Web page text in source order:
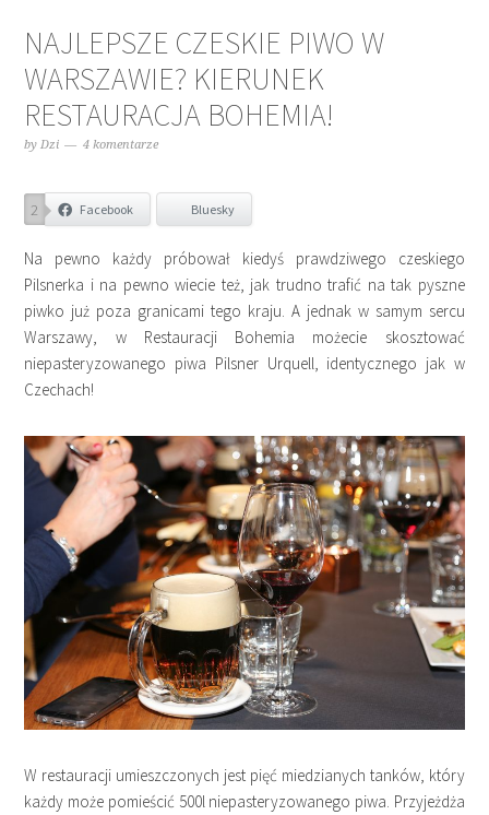
NAJLEPSZE CZESKIE PIWO W
WARSZAWIE? KIERUNEK
RESTAURACJA BOHEMIA!
byDzi 4 komentarze
2 Facebook Bluesky
Na pewno każdy próbował kiedyś prawdziwego czeskiego
Pilsnerka i na pewno wiecie też, jak trudno trafić na tak pyszne
piwko już poza granicami tego kraju. A jednak w samym sercu
Warszawy, w Restauracji Bohemia możecie skosztować
niepasteryzowanego piwa Pilsner Urquell, identycznego jak w
Czechach!
W restauracji umieszczonych jest pięć miedzianych tanków, który
każdy może pomieścić 500l niepasteryzowanego piwa. Przyjeżdża